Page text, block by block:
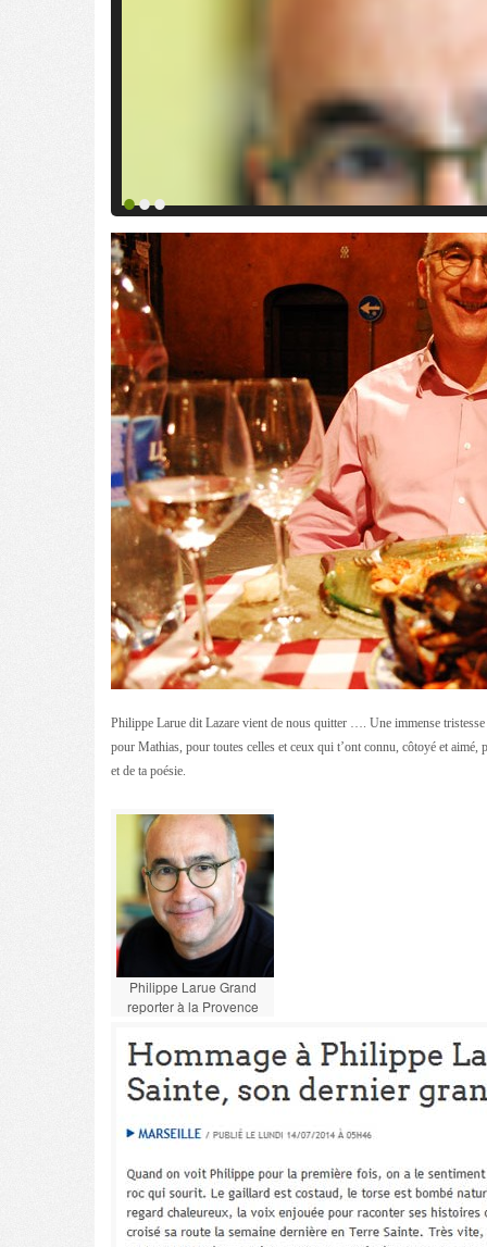
•••
Philippe Larue dit Lazare vient de nous quitter …. Une immense
pour Mathias, pour toutes celles et ceux qui t’ont connu, côtoyé et
et de ta poésie.
Philippe Larue Grand
reporter à la Provence